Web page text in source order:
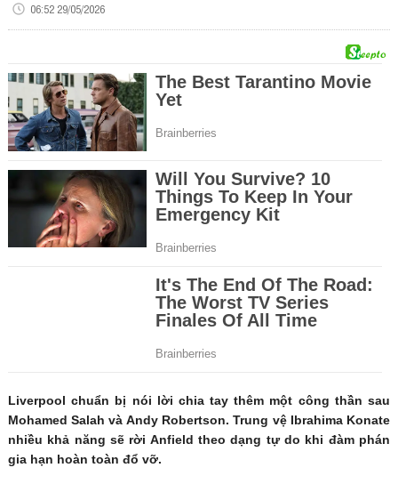
06:52 29/05/2026
Liverpool chuẩn bị nói lời chia tay thêm một công thần sau
Mohamed Salah và Andy Robertson. Trung vệ Ibrahima Konate
nhiều khả năng sẽ rời Anfield theo dạng tự do khi đàm phán
gia hạn hoàn toàn đổ vỡ.